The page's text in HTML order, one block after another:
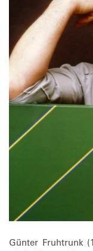
Günter Fruhtrunk